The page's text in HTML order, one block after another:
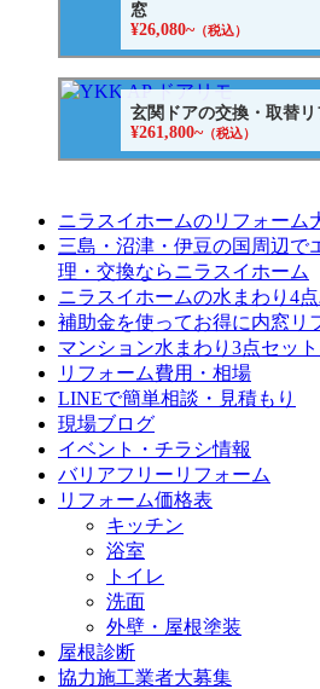
窓
¥26,080~（税込）
玄関ドアの交換・取替リ
¥261,800~（税込）
ニラスイホームのリフォーム
三島・沼津・伊豆の国周辺で
理・交換ならニラスイホーム
ニラスイホームの水まわり4
補助金を使ってお得に内窓リ
マンション水まわり3点セッ
リフォーム費用・相場
LINEで簡単相談・見積もり
現場ブログ
イベント・チラシ情報
バリアフリーリフォーム
リフォーム価格表
キッチン
浴室
トイレ
洗面
外壁・屋根塗装
屋根診断
協力施工業者大募集